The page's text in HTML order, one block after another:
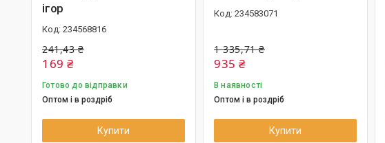
ігор
234568816
241,43 ₴
169 ₴
Готово до відправки
Оптом і в роздріб
Купити
234583071
1 335,71 ₴
935 ₴
В наявності
Оптом і в роздріб
Купити